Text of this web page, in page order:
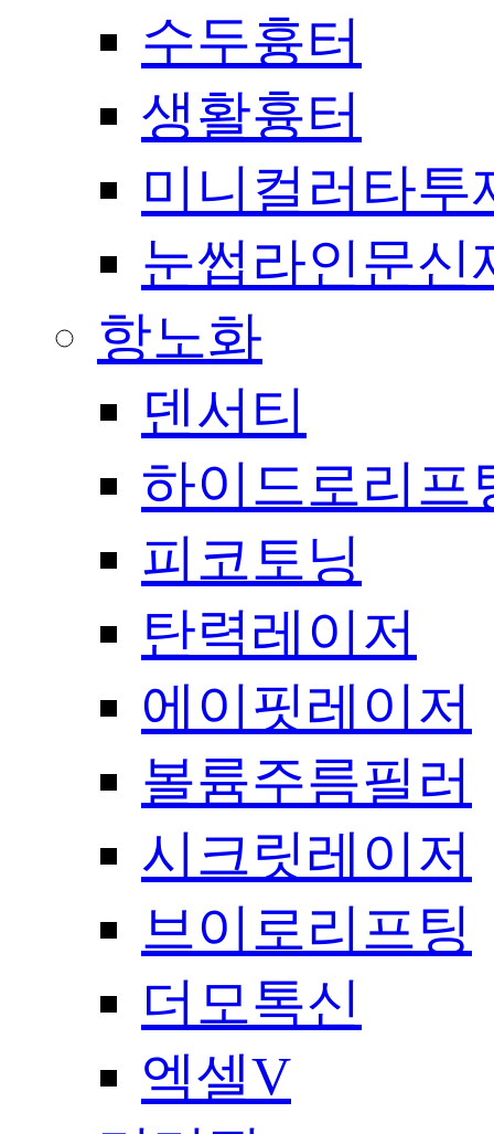
수두흉터
생활흉터
미니컬러타투
눈썹라인문신
항노화
덴서티
하이드로리프
피코토닝
탄력레이저
에이핏레이저
볼륨주름필러
시크릿레이저
브이로리프팅
더모톡신
엑셀V